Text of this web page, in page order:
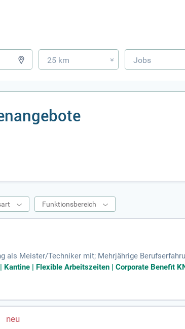
25 km » Jobs
Funktionsbereich
als Meister/Techniker mit; Mehrjährige
Tätigkeiten; Kran- und Staplerschein,
| Flexible Arbeitszeiten | Corporate Benefit